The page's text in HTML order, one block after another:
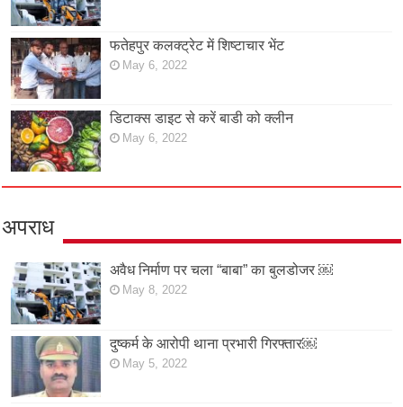
फतेहपुर कलक्ट्रेट में शिष्टाचार भेंट
May 6, 2022
डिटाक्स डाइट से करें बाडी को क्लीन
May 6, 2022
अपराध
अवैध निर्माण पर चला “बाबा” का बुलडोजर ￼
May 8, 2022
दुष्कर्म के आरोपी थाना प्रभारी गिरफ्तार￼
May 5, 2022